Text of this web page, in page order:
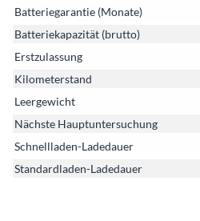
Batteriegarantie (Monate)
Batteriekapazität (brutto)
Erstzulassung
Kilometerstand
Leergewicht
Nächste Hauptuntersuchung
Schnellladen-Ladedauer
Standardladen-Ladedauer